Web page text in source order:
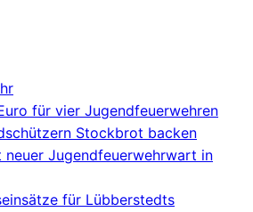
für vier Jugendfeuerwehren
Stockbrot backen
neuer Jugendfeuerwehrwart in
für Lübberstedts